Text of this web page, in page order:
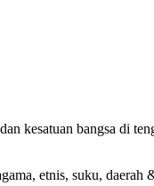
kesatuan bangsa di
etnis, suku,